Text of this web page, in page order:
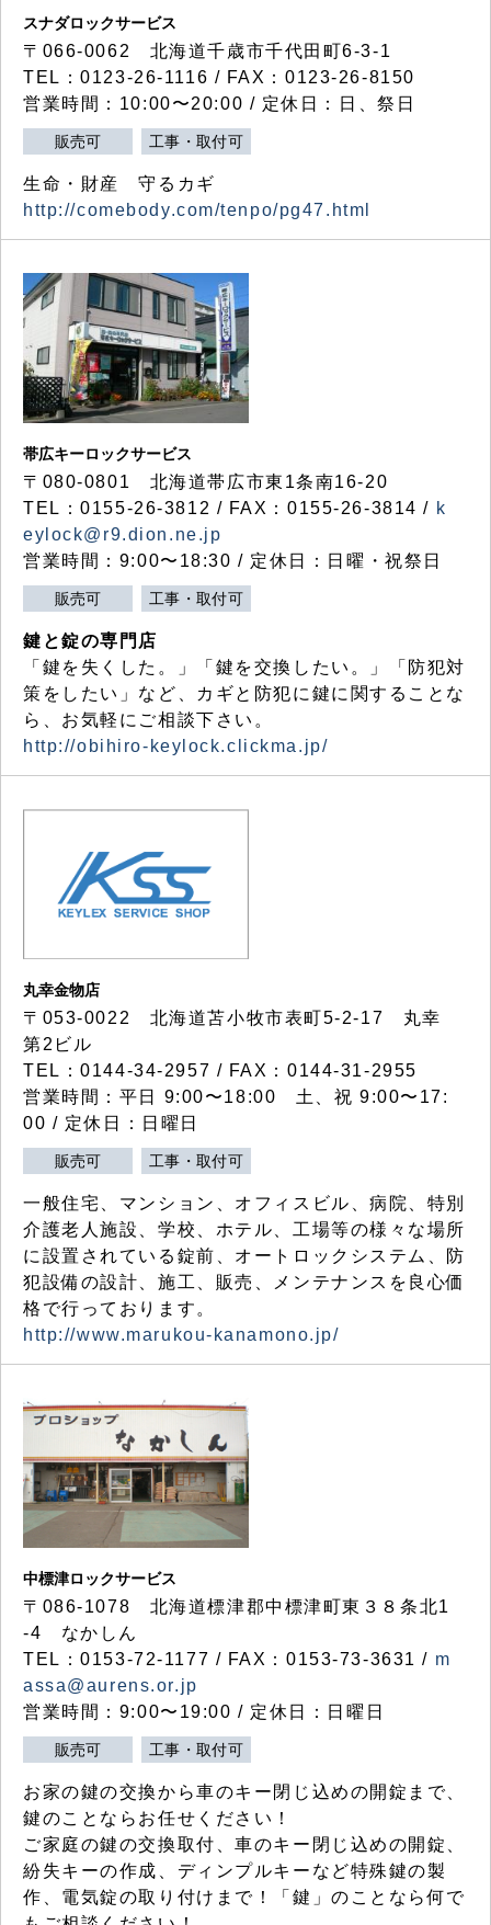
スナダロックサービス
〒066-0062 北海道千歳市千代田町6-3-1
TEL：0123-26-1116 / FAX：0123-26-8150
営業時間：10:00〜20:00 / 定休日：日、祭日
販売可 工事・取付可
生命・財産 守るカギ
http://comebody.com/tenpo/pg47.html
帯広キーロックサービス
〒080-0801 北海道帯広市東1条南16-20
TEL：0155-26-3812 / FAX：0155-26-3814 / k
eylock@r9.dion.ne.jp
営業時間：9:00〜18:30 / 定休日：日曜・祝祭日
販売可 工事・取付可
鍵と錠の専門店
「鍵を失くした。」「鍵を交換したい。」「防犯対
策をしたい」など、カギと防犯に鍵に関することな
ら、お気軽にご相談下さい。
http://obihiro-keylock.clickma.jp/
丸幸金物店
〒053-0022 北海道苫小牧市表町5-2-17 丸幸
第2ビル
TEL：0144-34-2957 / FAX：0144-31-2955
営業時間：平日 9:00〜18:00 土、祝 9:00〜17:
00 / 定休日：日曜日
販売可 工事・取付可
一般住宅、マンション、オフィスビル、病院、特別
介護老人施設、学校、ホテル、工場等の様々な場所
に設置されている錠前、オートロックシステム、防
犯設備の設計、施工、販売、メンテナンスを良心価
格で行っております。
http://www.marukou-kanamono.jp/
中標津ロックサービス
〒086-1078 北海道標津郡中標津町東３８条北1
-4 なかしん
TEL：0153-72-1177 / FAX：0153-73-3631 / m
assa@aurens.or.jp
営業時間：9:00〜19:00 / 定休日：日曜日
販売可 工事・取付可
お家の鍵の交換から車のキー閉じ込めの開錠まで、
鍵のことならお任せください！
ご家庭の鍵の交換取付、車のキー閉じ込めの開錠、
紛失キーの作成、ディンプルキーなど特殊鍵の製
作、電気錠の取り付けまで！「鍵」のことなら何で